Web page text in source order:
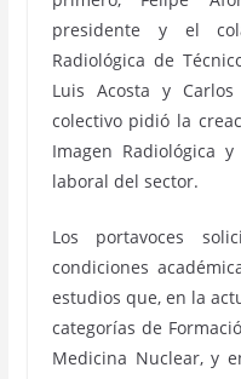
presidente y el
Radiológica de
Luis Acosta y Carlos
colectivo pidió la
Imagen Radiológica
laboral del sector.
Los portavoces
condiciones
estudios que, en la
categorías de
Medicina Nuclear, y